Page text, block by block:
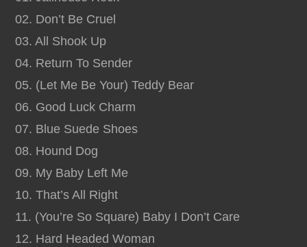
02. Don’t Be Cruel
03. All Shook Up
04. Return To Sender
05. (Let Me Be Your) Teddy Bear
06. Good Luck Charm
07. Blue Suede Shoes
08. Hound Dog
09. My Baby Left Me
10. That’s All Right
11. (You’re So Square) Baby I Don’t Care
12. Hard Headed Woman